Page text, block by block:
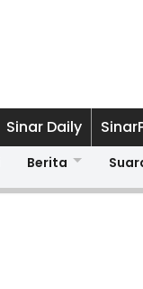
Sinar Daily
Berita